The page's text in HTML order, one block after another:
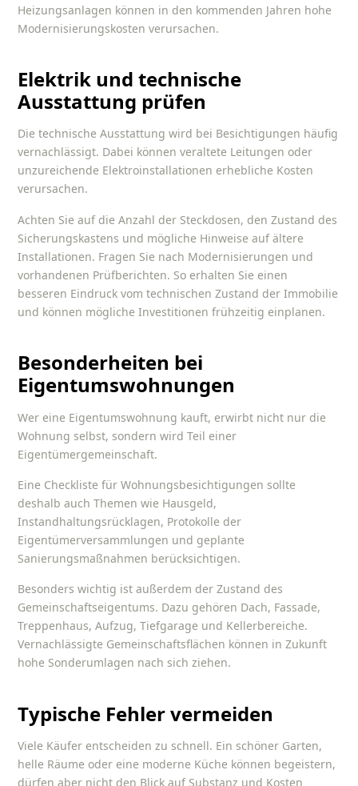
Heizungsanlagen können in den kommenden Jahren hohe
Modernisierungskosten verursachen.
Elektrik und technische
Ausstattung prüfen
Die technische Ausstattung wird bei Besichtigungen häufig
vernachlässigt. Dabei können veraltete Leitungen oder
unzureichende Elektroinstallationen erhebliche Kosten
verursachen.
Achten Sie auf die Anzahl der Steckdosen, den Zustand des
Sicherungskastens und mögliche Hinweise auf ältere
Installationen. Fragen Sie nach Modernisierungen und
vorhandenen Prüfberichten. So erhalten Sie einen
besseren Eindruck vom technischen Zustand der Immobilie
und können mögliche Investitionen frühzeitig einplanen.
Besonderheiten bei
Eigentumswohnungen
Wer eine Eigentumswohnung kauft, erwirbt nicht nur die
Wohnung selbst, sondern wird Teil einer
Eigentümergemeinschaft.
Eine Checkliste für Wohnungsbesichtigungen sollte
deshalb auch Themen wie Hausgeld,
Instandhaltungsrücklagen, Protokolle der
Eigentümerversammlungen und geplante
Sanierungsmaßnahmen berücksichtigen.
Besonders wichtig ist außerdem der Zustand des
Gemeinschaftseigentums. Dazu gehören Dach, Fassade,
Treppenhaus, Aufzug, Tiefgarage und Kellerbereiche.
Vernachlässigte Gemeinschaftsflächen können in Zukunft
hohe Sonderumlagen nach sich ziehen.
Typische Fehler vermeiden
Viele Käufer entscheiden zu schnell. Ein schöner Garten,
helle Räume oder eine moderne Küche können begeistern,
dürfen aber nicht den Blick auf Substanz und Kosten